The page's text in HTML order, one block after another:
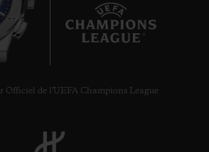
Officiel de l'UEFA Champions League